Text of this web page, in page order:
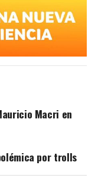
Macri en
por trolls